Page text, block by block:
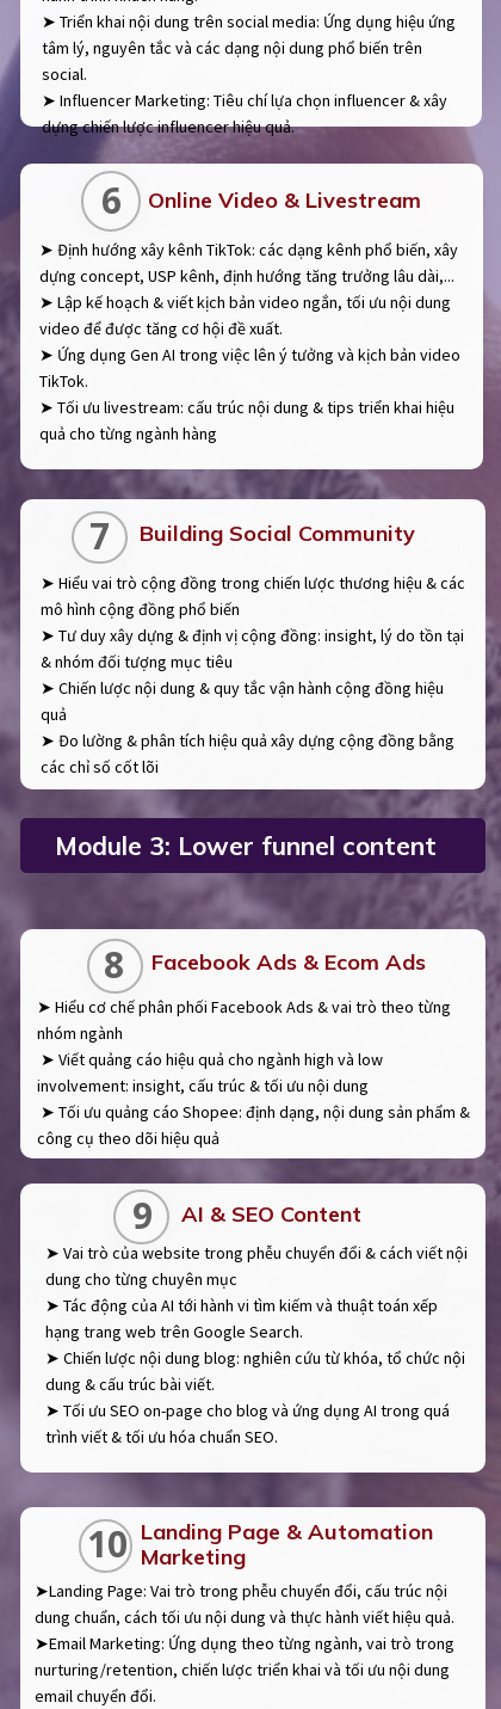
Building Social Community
➤ Hiểu vai trò cộng đồng trong chiến lược thương hiệu & các
mô hình cộng đồng phổ biến
➤ Tư duy xây dựng & định vị cộng đồng: insight, lý do tồn tại
& nhóm đối tượng mục tiêu
➤ Chiến lược nội dung & quy tắc vận hành cộng đồng hiệu
quả
➤ Đo lường & phân tích hiệu quả xây dựng cộng đồng bằng
các chỉ số cốt lõi
7
➤ Triển khai nội dung trên social media: Ứng dụng hiệu ứng
tâm lý, nguyên tắc và các dạng nội dung phổ biến trên
social.
➤ Influencer Marketing: Tiêu chí lựa chọn influencer & xây
dựng chiến lược influencer hiệu quả.
AI & SEO Content
➤ Vai trò của website trong phễu chuyển đổi & cách viết nội
dung cho từng chuyên mục
➤ Tác động của AI tới hành vi tìm kiếm và thuật toán xếp
hạng trang web trên Google Search.
➤ Chiến lược nội dung blog: nghiên cứu từ khóa, tổ chức nội
dung & cấu trúc bài viết.
➤ Tối ưu SEO on-page cho blog và ứng dụng AI trong quá
trình viết & tối ưu hóa chuẩn SEO.
9
Online Video & Livestream
➤ Định hướng xây kênh TikTok: các dạng kênh phổ biến, xây
dựng concept, USP kênh, định hướng tăng trưởng lâu dài,...
➤ Lập kế hoạch & viết kịch bản video ngắn, tối ưu nội dung
video để được tăng cơ hội đề xuất.
➤ Ứng dụng Gen AI trong việc lên ý tưởng và kịch bản video
TikTok.
➤ Tối ưu livestream: cấu trúc nội dung & tips triển khai hiệu
quả cho từng ngành hàng
6
Landing Page & Automation
Marketing
➤Landing Page: Vai trò trong phễu chuyển đổi, cấu trúc nội
dung chuẩn, cách tối ưu nội dung và thực hành viết hiệu quả.
➤Email Marketing: Ứng dụng theo từng ngành, vai trò trong
nurturing/retention, chiến lược triển khai và tối ưu nội dung
email chuyển đổi.
10
Facebook Ads & Ecom Ads
➤ Hiểu cơ chế phân phối Facebook Ads & vai trò theo từng
nhóm ngành
➤ Viết quảng cáo hiệu quả cho ngành high và low
involvement: insight, cấu trúc & tối ưu nội dung
➤ Tối ưu quảng cáo Shopee: định dạng, nội dung sản phẩm &
công cụ theo dõi hiệu quả
8
Module 3: Lower funnel content